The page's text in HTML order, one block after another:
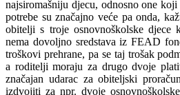
najsiromašniju djecu, odnosno one
potrebe su značajno veće pa onda,
obitelji s troje osnovnoškolske djece
nema dovoljno sredstava iz FEAD
troškovi prehrane, pa se taj trošak
a roditelji moraju za drugo dvoje
značajan udarac za obiteljski
izdvojiti za npr. dvoje